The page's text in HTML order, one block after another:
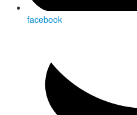
facebook